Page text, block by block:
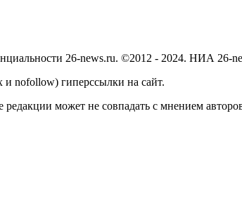
26-news.ru. ©2012 - 2024. НИА 26-
и nofollow) гиперссылки на сайт.
может не совпадать с мнением